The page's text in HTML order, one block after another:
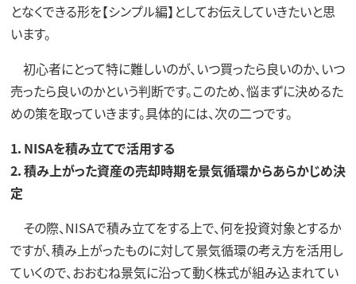
となくできる形を【シンプル編】としてお伝えしていきたいと思
います。
初心者にとって特に難しいのが、いつ買ったら良いのか、いつ
売ったら良いのかという判断です。このため、悩まずに決めるた
めの策を取っていきます。具体的には、次の二つです。
1．NISAを積み立てで活用する
2．積み上がった資産の売却時期を景気循環からあらかじめ決
定
その際、NISAで積み立てをする上で、何を投資対象とするか
ですが、積み上がったものに対して景気循環の考え方を活用し
ていくので、おおむね景気に沿って動く株式が組み込まれてい